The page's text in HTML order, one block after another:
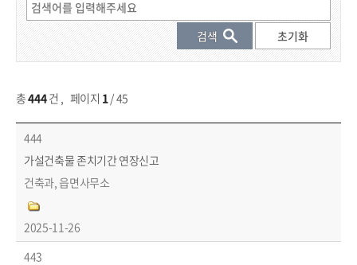
총444건 , 페이지 1/ 45
444
가설건축물 존치기간 연장신고
건축과, 읍면사무소
2025-11-26
443